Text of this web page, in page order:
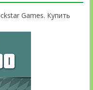
Games. Купить